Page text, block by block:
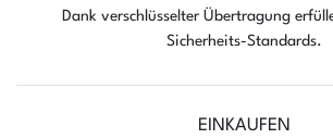
Dank verschlüsselter Übertragung
Sicherheits-Standards.
EINKAUFEN